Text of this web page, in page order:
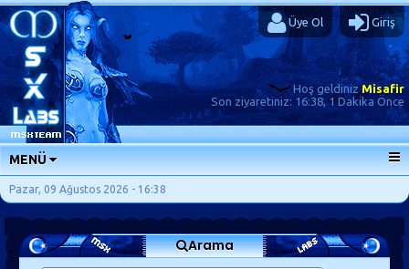
Üye Ol Giriş
Hoş geldinizMisafir
Son ziyaretiniz: 16:38, 1 Dakika Önce
MENÜ
ANA SAYFA
FORUMLAR
SORU-CEVAP
Pazar, 09 Ağustos 2026 - 16:38
Arama